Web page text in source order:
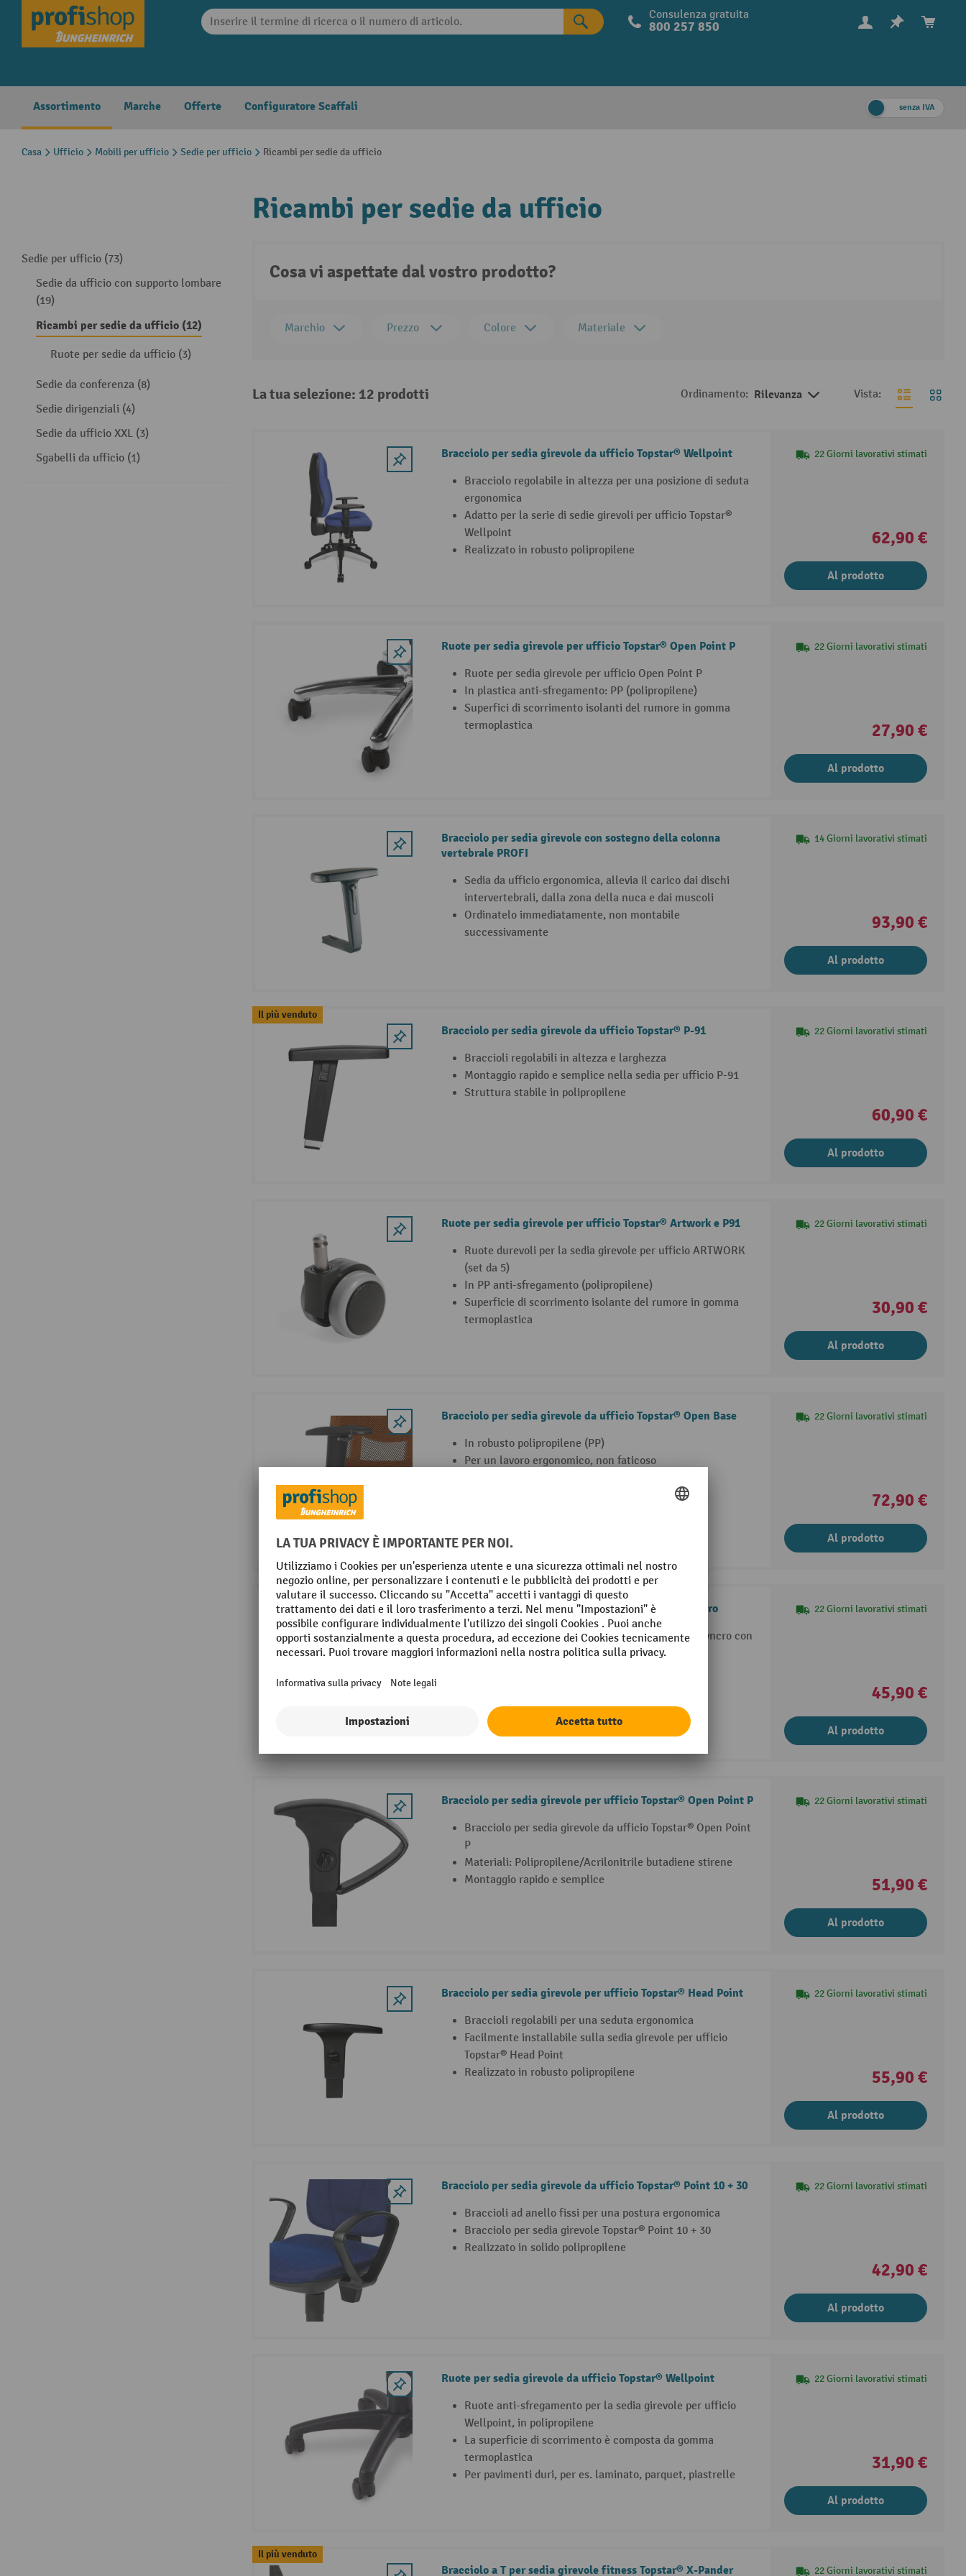
Skip to main navigation Consulenza gratuita
800 257 850
Assortimento Marche Offerte Configuratore Scaffali senza IVA
Casa Ufficio Mobili per ufficio Sedie per ufficio Ricambi per sedie da ufficio
Sedie per ufficio (73)
Sedie da ufficio con supporto lombare
(19)
Ricambi per sedie da ufficio (12)
Ruote per sedie da ufficio (3)
Sedie da conferenza (8)
Sedie dirigenziali (4)
Sedie da ufficio XXL (3)
Sgabelli da ufficio (1)
Ricambi per sedie da ufficio
Cosa vi aspettate dal vostro prodotto?
Marchio Prezzo Colore Materiale
La tua selezione: 12 prodotti Ordinamento: Rilevanza Vista:
Bracciolo per sedia girevole da ufficio Topstar® Wellpoint
Bracciolo regolabile in altezza per una posizione di seduta
ergonomica
Adatto per la serie di sedie girevoli per ufficio Topstar®
Wellpoint
Realizzato in robusto polipropilene
22 Giorni lavorativi stimati
62,90 €
Al prodotto
Ruote per sedia girevole per ufficio Topstar® Open Point P
Ruote per sedia girevole per ufficio Open Point P
In plastica anti-sfregamento: PP (polipropilene)
Superfici di scorrimento isolanti del rumore in gomma
termoplastica
22 Giorni lavorativi stimati
27,90 €
Al prodotto
Bracciolo per sedia girevole con sostegno della colonna
vertebrale PROFI
Sedia da ufficio ergonomica, allevia il carico dai dischi
intervertebrali, dalla zona della nuca e dai muscoli
Ordinatelo immediatamente, non montabile
successivamente
14 Giorni lavorativi stimati
93,90 €
Al prodotto
Il più venduto
Bracciolo per sedia girevole da ufficio Topstar® P-91
Braccioli regolabili in altezza e larghezza
Montaggio rapido e semplice nella sedia per ufficio P-91
Struttura stabile in polipropilene
22 Giorni lavorativi stimati
60,90 €
Al prodotto
Ruote per sedia girevole per ufficio Topstar® Artwork e P91
Ruote durevoli per la sedia girevole per ufficio ARTWORK
(set da 5)
In PP anti-sfregamento (polipropilene)
Superficie di scorrimento isolante del rumore in gomma
termoplastica
22 Giorni lavorativi stimati
30,90 €
Al prodotto
Bracciolo per sedia girevole da ufficio Topstar® Open Base
In robusto polipropilene (PP)
Per un lavoro ergonomico, non faticoso
22 Giorni lavorativi stimati
72,90 €
Al prodotto
Bracciolo per sedia girevole da ufficio Topstar® Syncro
Bracciolo per sedie girevoli per ufficio Topstar® Syncro con
sedile concavo
22 Giorni lavorativi stimati
45,90 €
Al prodotto
Bracciolo per sedia girevole per ufficio Topstar® Open Point P
Bracciolo per sedia girevole da ufficio Topstar® Open Point
P
Materiali: Polipropilene/Acrilonitrile butadiene stirene
Montaggio rapido e semplice
22 Giorni lavorativi stimati
51,90 €
Al prodotto
Bracciolo per sedia girevole per ufficio Topstar® Head Point
Braccioli regolabili per una seduta ergonomica
Facilmente installabile sulla sedia girevole per ufficio
Topstar® Head Point
Realizzato in robusto polipropilene
22 Giorni lavorativi stimati
55,90 €
Al prodotto
Bracciolo per sedia girevole da ufficio Topstar® Point 10 + 30
Braccioli ad anello fissi per una postura ergonomica
Bracciolo per sedia girevole Topstar® Point 10 + 30
Realizzato in solido polipropilene
22 Giorni lavorativi stimati
42,90 €
Al prodotto
Ruote per sedia girevole da ufficio Topstar® Wellpoint
Ruote anti-sfregamento per la sedia girevole per ufficio
Wellpoint, in polipropilene
La superficie di scorrimento è composta da gomma
termoplastica
Per pavimenti duri, per es. laminato, parquet, piastrelle
22 Giorni lavorativi stimati
31,90 €
Al prodotto
Il più venduto
Bracciolo a T per sedia girevole fitness Topstar® X-Pander 22 Giorni lavorativi stimati